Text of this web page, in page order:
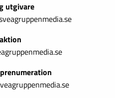
utgivare